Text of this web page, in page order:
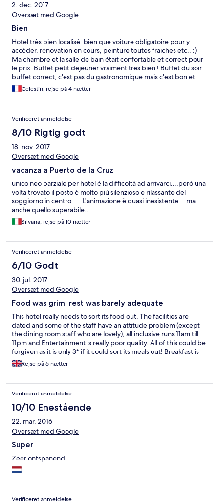
2. dec. 2017
Oversæt med Google
Bien
Hotel très bien localisé, bien que voiture obligatoire pour y
accéder. rénovation en cours, peinture toutes fraiches etc.. :)
Ma chambre et la salle de bain était confortable et correct pour
le prix. Buffet petit déjeuner vraiment très bien ! Buffet du soir
buffet correct, c'est pas du gastronomique mais c'est bon et
variée. Personnel sympa et consommation vraiment pas chère
Quelques chiffre : 2 euro le verre de vin au restaurant, 4 euro le
cette hôtel au jeune( 18 à 35 ans) le public de la l'hotel est plus
âgée. Wifi Payant, ce que je trouve un peu scandaleux mais c'est
partout pareille en espagne ..
Celestin, rejse på 4 nætter
Verificeret anmeldelse
8/10 Rigtig godt
18. nov. 2017
Oversæt med Google
vacanza a Puerto de la Cruz
unico neo parziale per hotel è la difficoltà ad arrivarci....però una
volta trovato il posto è molto più silenzioso e rilassante del
soggiorno in centro..... L'animazione è quasi inesistente....ma
anche quello superabile...
Silvana, rejse på 10 nætter
Verificeret anmeldelse
6/10 Godt
30. jul. 2017
Oversæt med Google
Food was grim, rest was barely adequate
This hotel really needs to sort its food out. The facilities are
dated and some of the staff have an attitude problem (except
the dining room staff who are lovely), all inclusive runs 11am till
11pm and Entertainment is really poor quality. All of this could be
forgiven as it is only 3* if it could sort its meals out! Breakfast is
ok, same every day but there is always something to eat. Lunch
and dinner have tinned soup in a tureen, salad (lovely and fresh!)
e.g. Fish, Brussels sprouts, chips, veal with gravy, rice and ham
croquettes. Most of it tasted like it came out of a tin, was deep
fried or microwaved. Very few things were anything more than
lukewarm and I even managed to a burger one day with
absolutely no flavour at all. Utterly tasteless! Fix this and you
have an adequate hotel that would be no problem for its rating.
Rejse på 6 nætter
Verificeret anmeldelse
10/10 Enestående
22. mar. 2016
Oversæt med Google
Super
Zeer ontspanend
Verificeret anmeldelse